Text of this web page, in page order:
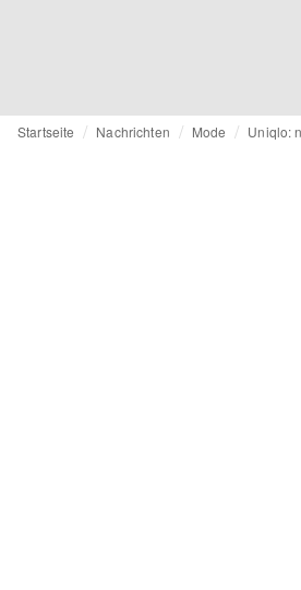
Startseite Nachrichten Mode